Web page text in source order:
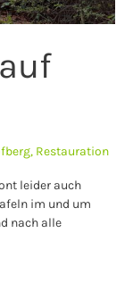
, Restauration
leider auch
im und um
nach alle